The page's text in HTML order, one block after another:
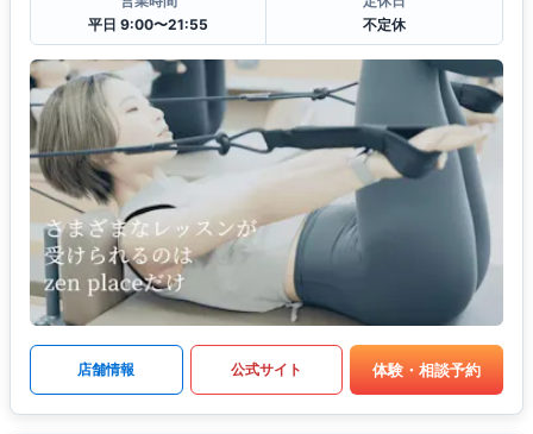
平日 9:00〜21:55
不定休
店舗情報 公式サイト 体験・相談予約